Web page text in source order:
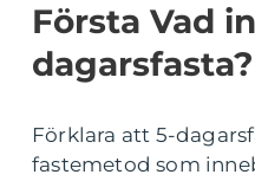
Första Vad
dagarsfasta?
Förklara att 5-
fastemetod som